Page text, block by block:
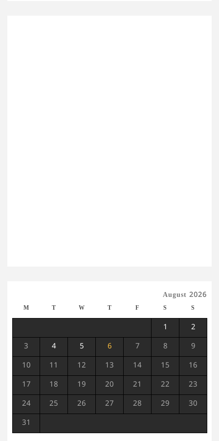
August 2026
M T W T F S S
1 2
3 4 5 6 7 8 9
10 11 12 13 14 15 16
17 18 19 20 21 22 23
24 25 26 27 28 29 30
31